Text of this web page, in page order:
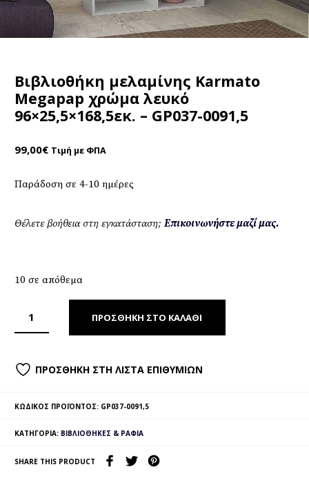
Βιβλιοθήκη μελαμίνης Karmato
Megapap χρώμα λευκό
96×25,5×168,5εκ. – GP037-0091,5
99,00€ Τιμή με ΦΠΑ
Παράδοση σε 4-10 ημέρες
Θέλετε βοήθεια στη εγκατάσταση; Επικοινωνήστε μαζί μας.
10 σε απόθεμα
ΠΡΟΣΘΉΚΗ ΣΤΟ ΚΑΛΆΘΙ
ΠΡΟΣΘΉΚΗ ΣΤΗ ΛΊΣΤΑ ΕΠΙΘΥΜΙΏΝ
ΚΩΔΙΚΌΣ ΠΡΟΪΌΝΤΟΣ: GP037-0091,5
ΚΑΤΗΓΟΡΊΑ: ΒΙΒΛΙΟΘΉΚΕΣ & ΡΆΦΙΑ
SHARE THIS PRODUCT